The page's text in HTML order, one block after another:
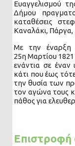
Ευαγγελισμού
Δήμου
καταθέσεις
Καναλάκι,
Με την έναρξη
25η Μαρτίου
ενάντια σε έναν
κάτι που έως
την θυσία των
τον αγώνα τους
πάθος για
Επιστροφή